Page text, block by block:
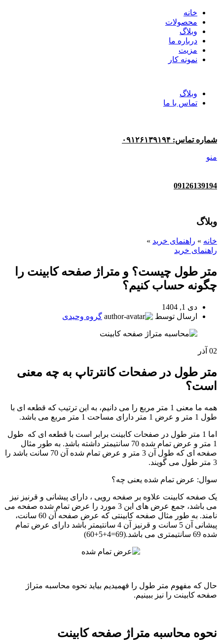
خانه
محصولات
وبلاگ
درباره ما
مزیت
نمونه کار
وبلاگ
تماس با ما
شماره تماس: ۰۹۱۲۶۱۳۹۱۹۴
منو
09126139194
وبلاگ
خانه » راهنمای خرید »
راهنمای خرید
متر طول چیست؟ و متراژ صفحه کابینت را
چگونه حساب کنیم؟
دی 1, 1404
ارسال توسط
گروه وحیدی
02 آذر
متر طول در صفحات کانترتاپ به چه معنی
است؟
همه ما معنی 1 متر مربع را می دانیم، به این ترتیب که قطعه ای با
طول 1 متر و عرض 1 متر دارای مساحت 1 متر مربع می باشد.
اما 1 متر طول در صفحات کابینت برابر است با قطعه ای که طول
1 متر و عرض تمام شده 70 سانتیمتر داشته باشد. به طور مثال
صفحه ای که طول آن 3 متر و عرض تمام شده آن 70 سانت باشد را
3 متر طول می گویند.
سوال: عرض تمام شده یعنی چه؟
یک صفحه کابینت علاوه بر صفحه رویی ، دارای پیشانی و قرنیز نیز
می باشد، جمع عرض های این 3 مورد را عرض تمام شده صفحه می
نامند. به طور مثال صفحه کابینتی که عرض صفحه آن 60 سانت،
پیشانی آن 5 سانت و قرنیز آن 4 سانتیمتر باشد دارای عرض تمام
شده 69 سانتیمتری می باشد.(69=4+5+60)
حال که مفهوم متر طول را فهمیدیم بیاید نحوه محاسبه متراژ
صفحه کابینت را نیز ببینیم.
نحوه محاسبه متراژ صفحه کابینت